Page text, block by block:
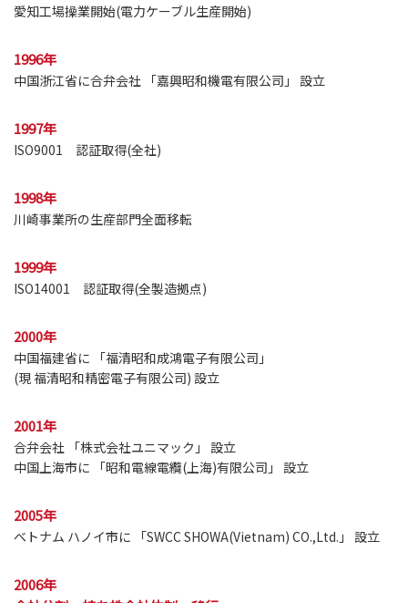
愛知工場操業開始(電力ケーブル生産開始)
1996年
中国浙江省に合弁会社 「嘉興昭和機電有限公司」 設立
1997年
ISO9001 認証取得(全社)
1998年
川崎事業所の生産部門全面移転
1999年
ISO14001 認証取得(全製造拠点)
2000年
中国福建省に 「福清昭和成鴻電子有限公司」
(現 福清昭和精密電子有限公司) 設立
2001年
合弁会社 「株式会社ユニマック」 設立
中国上海市に 「昭和電線電纜(上海)有限公司」 設立
2005年
ベトナム ハノイ市に 「SWCC SHOWA(Vietnam) CO.,Ltd.」 設立
2006年